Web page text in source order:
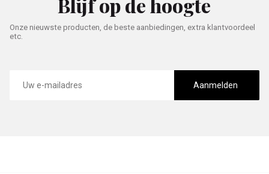
Blijf op de hoogte
Onze nieuwste producten, de beste aanbiedingen, extra klantvoordeel
etc.
mailadres
Aanmelden